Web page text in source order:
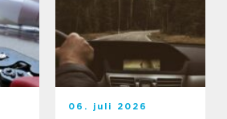
06. juli 2026